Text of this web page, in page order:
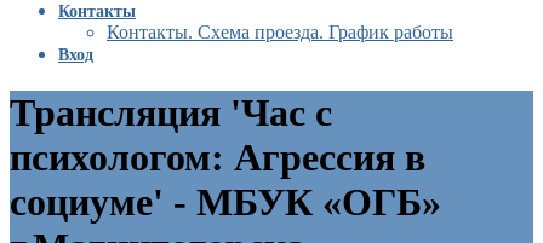
Контакты
Контакты. Схема проезда. График работы
Вход
Трансляция 'Час с
психологом: Агрессия в
социуме' - МБУК «ОГБ»